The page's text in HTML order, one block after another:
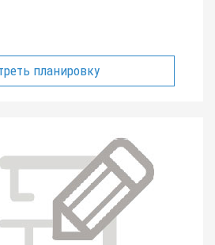
планировку